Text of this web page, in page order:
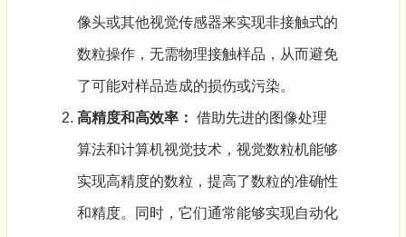
像头或其他视觉传感器来实现非接触式的
数粒操作，无需物理接触样品，从而避免
了可能对样品造成的损伤或污染。
高精度和高效率： 借助先进的图像处理
算法和计算机视觉技术， 视觉数粒机能够
实现高精度的数粒，提高了数粒的准确性
和精度。同时，它们通常能够实现自动化